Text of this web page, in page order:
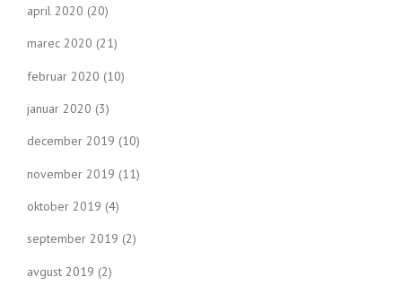
april 2020 (20)
marec 2020 (21)
februar 2020 (10)
januar 2020 (3)
december 2019 (10)
november 2019 (11)
oktober 2019 (4)
september 2019 (2)
avgust 2019 (2)